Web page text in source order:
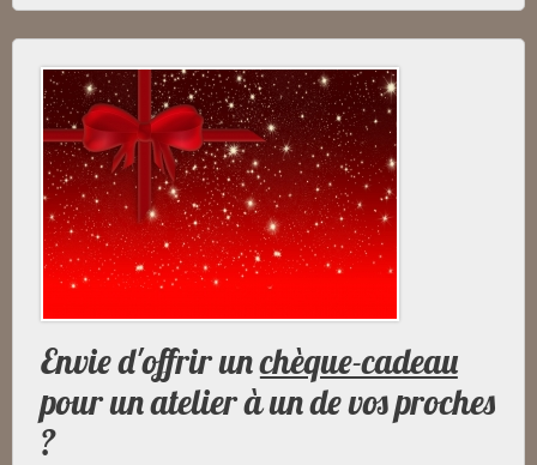
Envie d'offrir unchèque-cadeau
pour un atelier à un de vos proches
?